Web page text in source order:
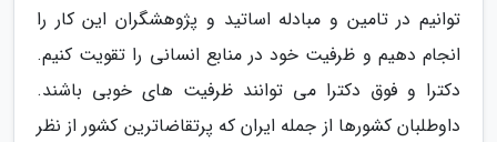
توانیم در تامین و مبادله اساتید و پژوهشگران این کار را
انجام دهیم و ظرفیت خود در منابع انسانی را تقویت کنیم.
دکترا و فوق دکترا می توانند ظرفیت های خوبی باشند.
داوطلبان کشورها از جمله ایران که پرتقاضاترین کشور از نظر